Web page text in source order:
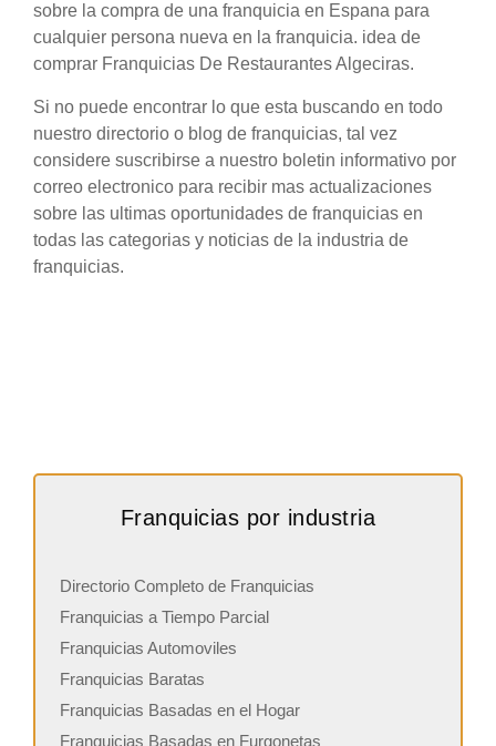
sobre la compra de una franquicia en Espana para
cualquier persona nueva en la franquicia. idea de
comprar Franquicias De Restaurantes Algeciras.
Si no puede encontrar lo que esta buscando en todo
nuestro directorio o blog de franquicias, tal vez
considere suscribirse a nuestro boletin informativo por
correo electronico para recibir mas actualizaciones
sobre las ultimas oportunidades de franquicias en
todas las categorias y noticias de la industria de
franquicias.
Franquicias por industria
Directorio Completo de Franquicias
Franquicias a Tiempo Parcial
Franquicias Automoviles
Franquicias Baratas
Franquicias Basadas en el Hogar
Franquicias Basadas en Furgonetas